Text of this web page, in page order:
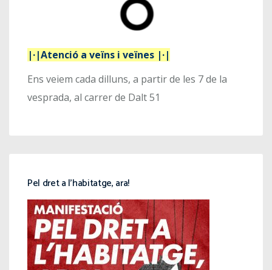
|·|Atenció a veïns i veïnes |·|
Ens veiem cada dilluns, a partir de les 7 de la
vesprada, al carrer de Dalt 51
Pel dret a l’habitatge, ara!